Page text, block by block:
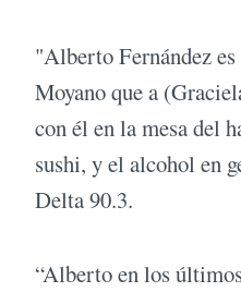
"Alberto Fernández
Moyano que a
con él en la mesa del
sushi, y el alcohol en
Delta 90.3.
“Alberto en los